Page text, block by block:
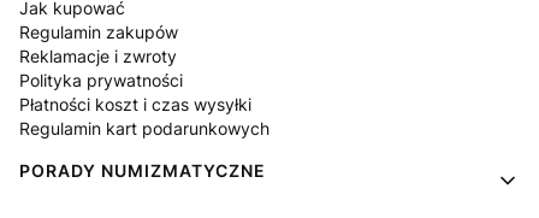
Jak kupować
Regulamin zakupów
Reklamacje i zwroty
Polityka prywatności
Płatności koszt i czas wysyłki
Regulamin kart podarunkowych
PORADY NUMIZMATYCZNE